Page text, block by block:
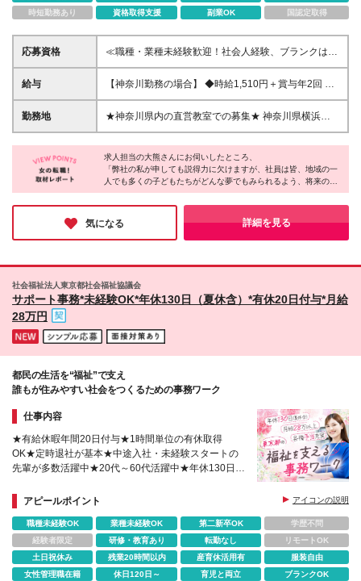
時短勤務あり
資格取得支援 副業OK 国認定取得
応募資格
≪職種・業種未経験歓迎！社会人経験、ブランクは不
問です≫ ■資格不要／短大卒程度の学力 ■基本的なPC
スキルのある方 ※難しい関数などのスキルは求めませ
丈夫です！ ※学歴不問 ＼こんな方は大歓迎です／ ◎
未経験から教育のお仕事を始めてみたい ◎私生活も
て働きたい ◎子どもと接することが好き 契約の更
新 有（契約期間満了時に判断） 更新上限 有（通
算契約期間の最長54ヶ月） ※初回の契約期間は30ヶ
給与
【神奈川勤務の場合】 ◆時給1,510円＋賞与年2回 ＜
月収例＞ 時給1,510円×1日7.5h×月22日間＋在宅勤務
手当（3,000円）＝252,150円 【共通】 ※月収例に時
年末年始休暇や夏季休暇等がございますので、勤務
日数は月によって大きく変動します。ご注意くださ
い。 ※残業代全額支給 ※試用期間1ヶ月あり（条件・
勤務地
★神奈川県内の直営教室での募集★ 神奈川県横浜
市、川崎市、相模原市など （担当する教室は1教室の
み） 【担当教室】 神奈川県内の公文式直営教室での
勤務となります。 ※週2日は教室での勤務です。 【神
奈川オフィス】 神奈川県横浜市神奈川区金港町2-6横
浜プラザビル8F ※(変更の範囲)上記を除く当社関連勤
務地
求人担当の大熊さんにお伺いしたところ、
「弊社の私が申しても説得力に欠けますが、社員は皆、地域の一
人でも多くの子どもたちがどんな夢でもみられるよう、将来の選
択の幅を広げてあげたいと願っています。公文式ならそれが可能
なんです。子どもたちの背中に翼をつけてあげる、とてもやりが
いのある仕事です」と。このお言葉がとても印象に残っていま
す。
気になる 詳細を見る
社会福祉法人東京都社会福祉協議会
サポート事務*未経験OK*年休130日（夏休含）*有休20日付与*月給
28万円
都民の生活を“福祉”で支え
誰もが住みやすい社会をつくるための事務ワーク
仕事内容
★有給休暇年間20日付与★1時間単位の有休取得
OK★定時退社が基本★中途入社・未経験スタートの
先輩が多数活躍中★20代～60代活躍中★年休130日
アピールポイント
アイコンの説明
職種未経験OK 業種未経験OK 第二新卒OK
学歴不問
経験者限定
研修・教育あり 転勤なし
リモートOK
土日祝休み
残業20時間以内 産育休活用有
服装自由
女性管理職在籍
休日120日～ 育児と両立
ブランクOK